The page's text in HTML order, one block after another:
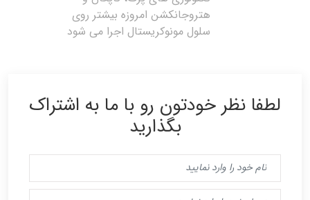
هتروجانکشن امروزه بیشتر روی
سلول مونوکریستال اجرا می شود
لطفا نظر خودتون رو با ما به اشتراک
بگذارید